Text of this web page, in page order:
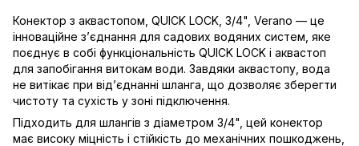
Конектор з аквастопом, QUICK LOCK, 3/4", Verano — це
інноваційне з’єднання для садових водяних систем, яке
поєднує в собі функціональність QUICK LOCK і аквастоп
для запобігання витокам води. Завдяки аквастопу, вода
не витікає при від’єднанні шланга, що дозволяє зберегти
чистоту та сухість у зоні підключення.
Підходить для шлангів з діаметром 3/4", цей конектор
має високу міцність і стійкість до механічних пошкоджень,